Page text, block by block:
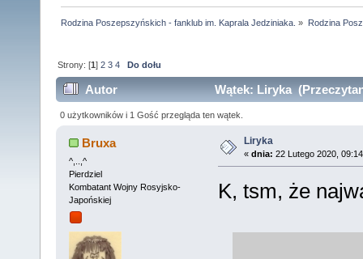
Rodzina Poszepszyńskich - fanklub im. Kaprala Jedziniaka. » Rodzina
Strony: [1]2 3 4 Do dołu
Autor Wątek: Liryka
0 użytkowników i 1 Gość przegląda ten wątek.
Bruxa
^,..,^
Pierdziel
Kombatant Wojny Rosyjsko-
Japońskiej
Liryka
« dnia: 22 Lutego 2020,
K, tsm, że